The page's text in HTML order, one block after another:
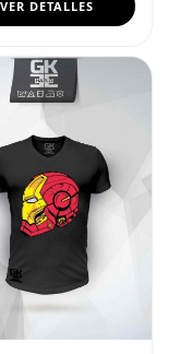
VER DETALLES